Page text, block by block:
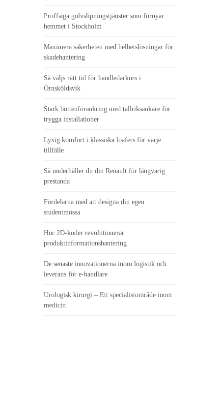
Proffsiga golvslipningstjänster som förnyar
hemmet i Stockholm
Maximera säkerheten med helhetslösningar för
skadehantering
Så väljs rätt tid för handledarkurs i
Örnsköldsvik
Stark bottenförankring med tallriksankare för
trygga installationer
Lyxig komfort i klassiska loafers för varje
tillfälle
Så underhåller du din Renault för långvarig
prestanda
Fördelarna med att designa din egen
studentmössa
Hur 2D-koder revolutionerar
produktinformationshantering
De senaste innovationerna inom logistik och
leverans för e-handlare
Urologisk kirurgi – Ett specialistområde inom
medicin